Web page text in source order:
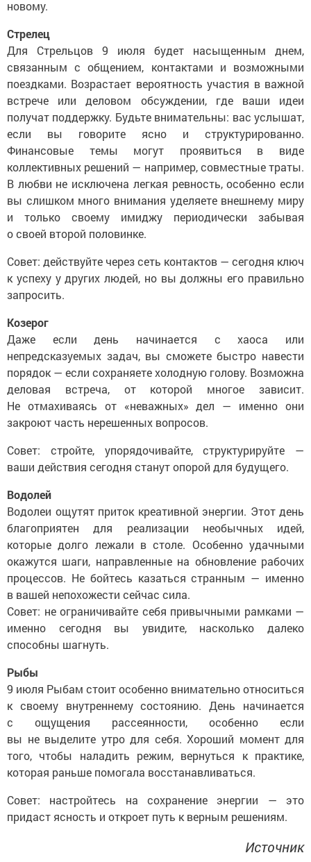
новому.
Стрелец
Для Стрельцов 9 июля будет насыщенным днем,
связанным с общением, контактами и возможными
поездками. Возрастает вероятность участия в важной
встрече или деловом обсуждении, где ваши идеи
получат поддержку. Будьте внимательны: вас услышат,
если вы говорите ясно и структурированно.
Финансовые темы могут проявиться в виде
коллективных решений — например, совместные траты.
В любви не исключена легкая ревность, особенно если
вы слишком много внимания уделяете внешнему миру
и только своему имиджу периодически забывая
о своей второй половинке.
Совет: действуйте через сеть контактов — сегодня ключ
к успеху у других людей, но вы должны его правильно
запросить.
Козерог
Даже если день начинается с хаоса или
непредсказуемых задач, вы сможете быстро навести
порядок — если сохраняете холодную голову. Возможна
деловая встреча, от которой многое зависит.
Не отмахиваясь от «неважных» дел — именно они
закроют часть нерешенных вопросов.
Совет: стройте, упорядочивайте, структурируйте —
ваши действия сегодня станут опорой для будущего.
Водолей
Водолеи ощутят приток креативной энергии. Этот день
благоприятен для реализации необычных идей,
которые долго лежали в столе. Особенно удачными
окажутся шаги, направленные на обновление рабочих
процессов. Не бойтесь казаться странным — именно
в вашей непохожести сейчас сила.
Совет: не ограничивайте себя привычными рамками —
именно сегодня вы увидите, насколько далеко
способны шагнуть.
Рыбы
9 июля Рыбам стоит особенно внимательно относиться
к своему внутреннему состоянию. День начинается
с ощущения рассеянности, особенно если
вы не выделите утро для себя. Хороший момент для
того, чтобы наладить режим, вернуться к практике,
которая раньше помогала восстанавливаться.
Совет: настройтесь на сохранение энергии — это
придаст ясность и откроет путь к верным решениям.
Источник